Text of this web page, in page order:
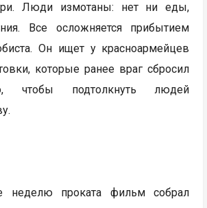
Люди измотаны: нет ни еды,
Все осложняется прибытием
Он ищет у красноармейцев
которые ранее враг сбросил
чтобы подтолкнуть людей
проката фильм собрал